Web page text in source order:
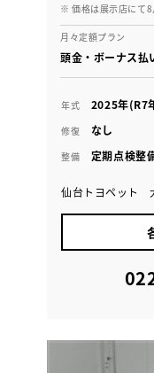
※ 価格は展示店にて8
月々定額プラン
頭金・ボーナス
年式 2025年(R7
修復 なし
整備 定期点検整
仙台トヨペット